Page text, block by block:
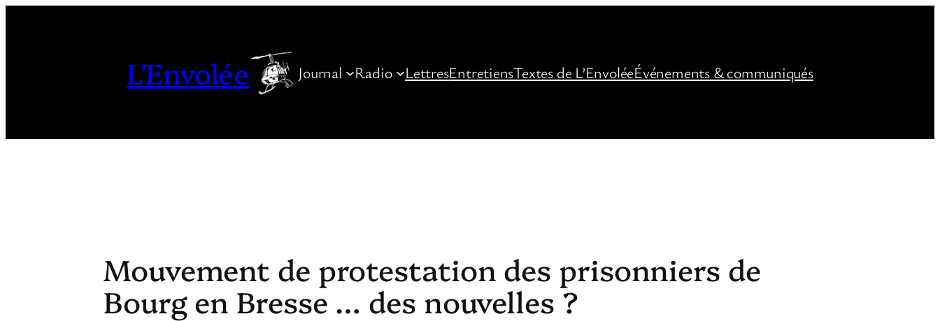
L'Envolée Journal Radio LettresEntretiensTextes de L’EnvoléeÉvénements & communiqués
Mouvement de protestation des prisonniers de
Bourg en Bresse … des nouvelles ?